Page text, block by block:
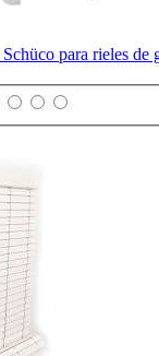
para rieles de